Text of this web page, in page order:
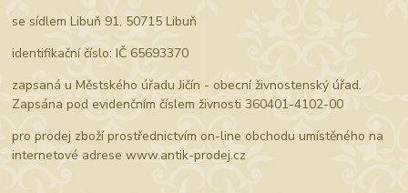
se sídlem Libuň 91, 50715 Libuň
identifikační číslo: IČ 65693370
zapsaná u Městského úřadu Jičín - obecní živnostenský úřad.
Zapsána pod evidenčním číslem živnosti 360401-4102-00
pro prodej zboží prostřednictvím on-line obchodu umístěného na
internetové adrese www.antik-prodej.cz